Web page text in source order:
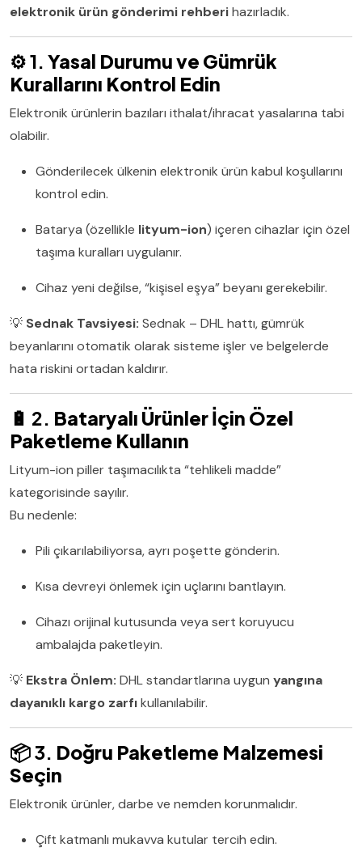
elektronik ürün gönderimi rehberihazırladık.
⚙️ 1. Yasal Durumu ve Gümrük
Kurallarını Kontrol Edin
Elektronik ürünlerin bazıları ithalat/ihracat yasalarına tabi
olabilir.
Gönderilecek ülkenin elektronik ürün kabul koşullarını
kontrol edin.
Batarya (özellikle lityum-ion) içeren cihazlar için özel
taşıma kuralları uygulanır.
Cihaz yeni değilse, “kişisel eşya” beyanı gerekebilir.
💡 Sednak Tavsiyesi: Sednak – DHL hattı, gümrük
beyanlarını otomatik olarak sisteme işler ve belgelerde
hata riskini ortadan kaldırır.
🔋 2. Bataryalı Ürünler İçin Özel
Paketleme Kullanın
Lityum-ion piller taşımacılıkta “tehlikeli madde”
kategorisinde sayılır.
Bu nedenle:
Pili çıkarılabiliyorsa, ayrı poşette gönderin.
Kısa devreyi önlemek için uçlarını bantlayın.
Cihazı orijinal kutusunda veya sert koruyucu
ambalajda paketleyin.
💡 Ekstra Önlem: DHL standartlarına uygun yangına
dayanıklı kargo zarfıkullanılabilir.
📦 3. Doğru Paketleme Malzemesi
Seçin
Elektronik ürünler, darbe ve nemden korunmalıdır.
Çift katmanlı mukavva kutular tercih edin.